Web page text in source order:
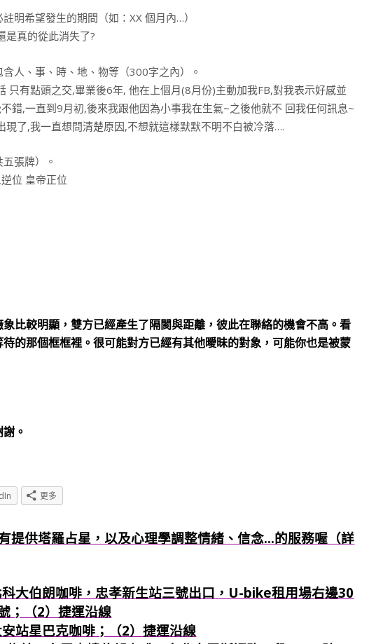
明希望發生的期間（如：XX 個月內…）
是真的從此消失了?
含人、事、時、地、物等（300字之內）。
只有點頭之交,畢業後6年, 他在上個月(8月份)主動加我FB,對我表示好感並
錯,一直到9月初,後來我跟他因為小事我在生氣~之後他就不 回我任何訊息~
現了,我一直想問清楚原因,不想就這樣默默不明不白被冷落….
張牌）。
位 皇帝正位
比較明顯，雙方已經產生了隔閡與距離，彼此在聯絡的機會不高。看
的那個框框裡。很可能對方已經有其他曖昧的對象，可能你也是被蒙
。
更多
提供塔羅占星，以及心理學調整情緒、信念...的服務喔（詳
大伯朗咖啡，忠孝新生站三號出口，U-bike租用場右邊30
；（2）捷運沿線
站星巴克咖啡；
（2）捷運沿線